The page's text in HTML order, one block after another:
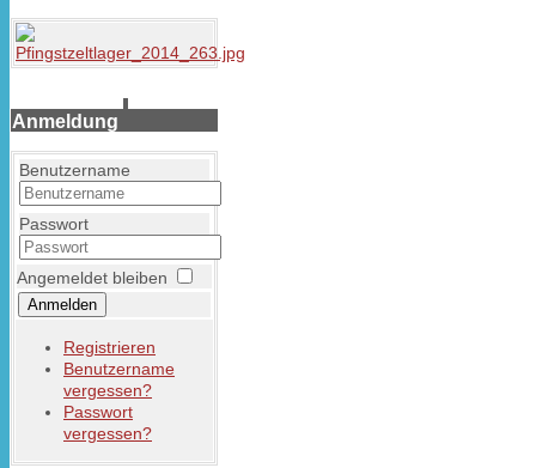
Anmeldung
Benutzername
Passwort
Angemeldet bleiben
Anmelden
Registrieren
Benutzername
vergessen?
Passwort
vergessen?